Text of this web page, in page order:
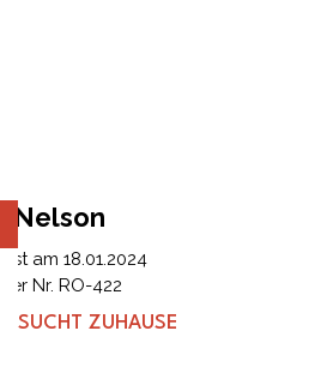
Nelson
am 18.01.2024
Tier Nr. RO-422
SUCHT ZUHAUSE